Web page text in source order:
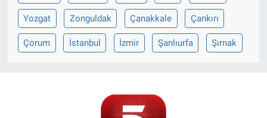
Yozgat Zonguldak Çanakkale Çankırı
Çorum İstanbul İzmir Şanlıurfa Şırnak